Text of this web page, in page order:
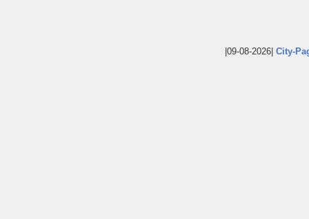
|09-08-2026| City-